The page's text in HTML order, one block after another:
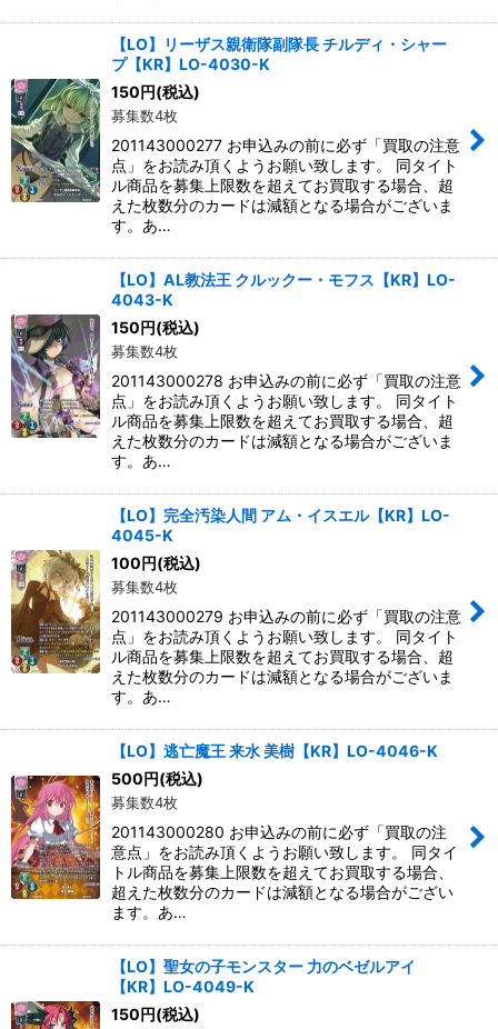
【LO】リーザス親衛隊副隊長 チルディ・シャー
プ【KR】LO-4030-K
150円(税込)
募集数4枚
201143000277 お申込みの前に必ず「買取の注意
点」をお読み頂くようお願い致します。 同タイト
ル商品を募集上限数を超えてお買取する場合、超
えた枚数分のカードは減額となる場合がございま
す。あ…
【LO】AL教法王 クルックー・モフス【KR】LO-
4043-K
150円(税込)
募集数4枚
201143000278 お申込みの前に必ず「買取の注意
点」をお読み頂くようお願い致します。 同タイト
ル商品を募集上限数を超えてお買取する場合、超
えた枚数分のカードは減額となる場合がございま
す。あ…
【LO】完全汚染人間 アム・イスエル【KR】LO-
4045-K
100円(税込)
募集数4枚
201143000279 お申込みの前に必ず「買取の注意
点」をお読み頂くようお願い致します。 同タイト
ル商品を募集上限数を超えてお買取する場合、超
えた枚数分のカードは減額となる場合がございま
す。あ…
【LO】逃亡魔王 来水 美樹【KR】LO-4046-K
500円(税込)
募集数4枚
201143000280 お申込みの前に必ず「買取の注
意点」をお読み頂くようお願い致します。 同タイ
トル商品を募集上限数を超えてお買取する場合、
超えた枚数分のカードは減額となる場合がござい
ます。あ…
【LO】聖女の子モンスター 力のベゼルアイ
【KR】LO-4049-K
150円(税込)